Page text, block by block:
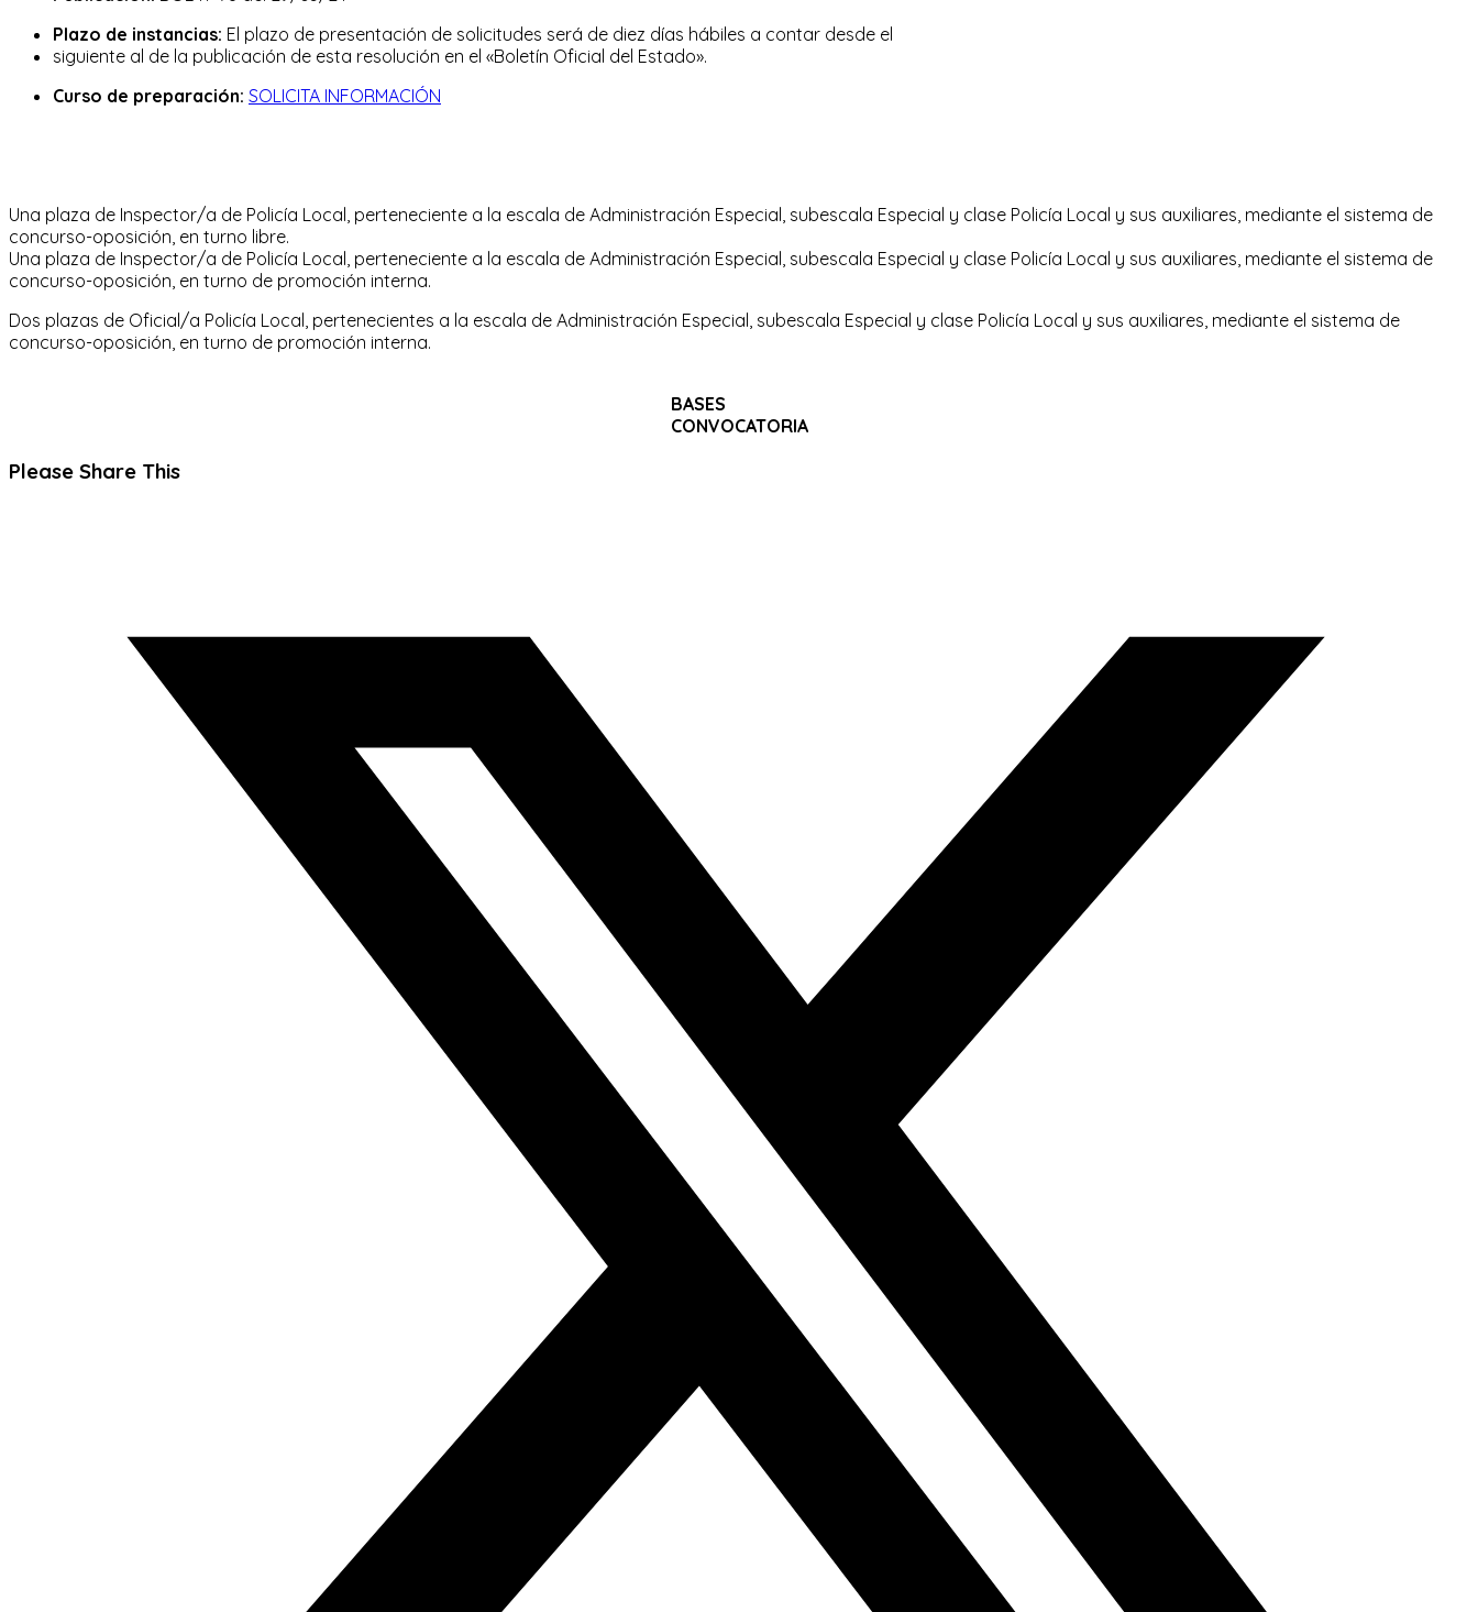
Plazo de instancias: El plazo de presentación de solicitudes será de diez días hábiles a contar desde el
siguiente al de la publicación de esta resolución en el «Boletín Oficial del Estado».
Curso de preparación: SOLICITA INFORMACIÓN
Una plaza de Inspector/a de Policía Local, perteneciente a la escala de Administración Especial, subescala Especial y clase Policía Local y sus auxiliares, mediante el sistema de
concurso-oposición, en turno libre.
Una plaza de Inspector/a de Policía Local, perteneciente a la escala de Administración Especial, subescala Especial y clase Policía Local y sus auxiliares, mediante el sistema de
concurso-oposición, en turno de promoción interna.
Dos plazas de Oficial/a Policía Local, pertenecientes a la escala de Administración Especial, subescala Especial y clase Policía Local y sus auxiliares, mediante el sistema de
concurso-oposición, en turno de promoción interna.
BASES
CONVOCATORIA
Please Share ThisCompartir